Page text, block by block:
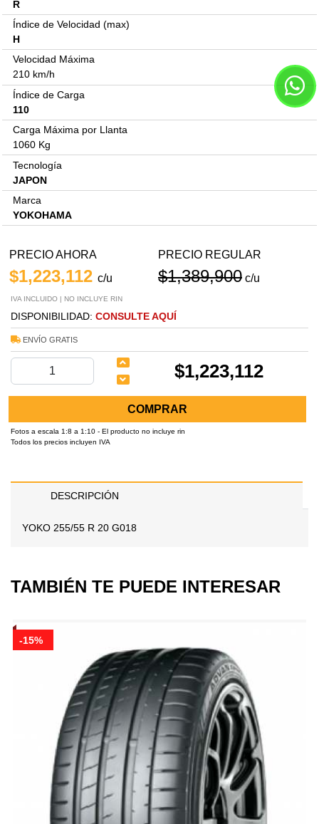
R
Índice de Velocidad (max)
H
Velocidad Máxima
210 km/h
Índice de Carga
110
Carga Máxima por Llanta
1060 Kg
Tecnología
JAPON
Marca
YOKOHAMA
PRECIO AHORA
$1,223,112 c/u
PRECIO REGULAR
$1,389,900 c/u
IVA INCLUIDO | NO INCLUYE RIN
DISPONIBILIDAD: CONSULTE AQUÍ
ENVÍO GRATIS
$1,223,112
COMPRAR
Fotos a escala 1:8 a 1:10 - El producto no incluye rin
Todos los precios incluyen IVA
DESCRIPCIÓN
YOKO 255/55 R 20 G018
TAMBIÉN TE PUEDE INTERESAR
-15%